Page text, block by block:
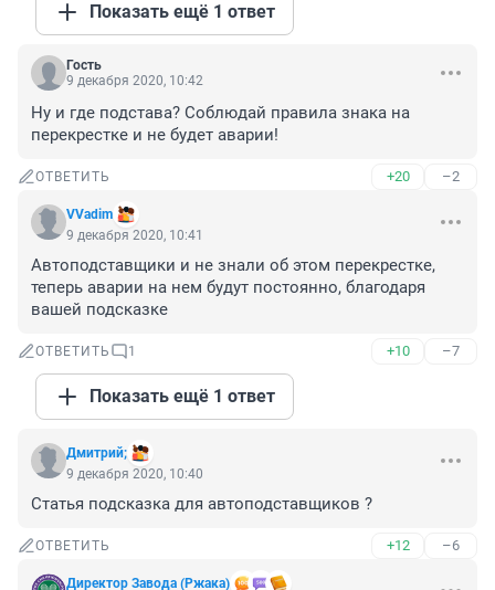
Показать ещё 1 ответ
Гость
9 декабря 2020, 10:42
Ну и где подстава? Соблюдай правила знака на
перекрестке и не будет аварии!
ОТВЕТИТЬ +20 –2
VVadim
9 декабря 2020, 10:41
Автоподставщики и не знали об этом перекрестке,
теперь аварии на нем будут постоянно, благодаря
вашей подсказке
ОТВЕТИТЬ 1 +10 –7
Показать ещё 1 ответ
Дмитрий;
9 декабря 2020, 10:40
Статья подсказка для автоподставщиков ?
ОТВЕТИТЬ +12 –6
Директор Завода (Ржака)